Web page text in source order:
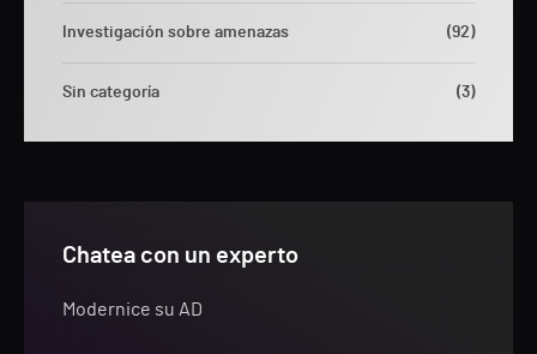
Investigación sobre amenazas (92)
Sin categoría (3)
Chatea con un experto
Modernice su AD